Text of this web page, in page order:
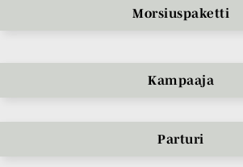
Morsiuspaketti
Kampaaja
Parturi